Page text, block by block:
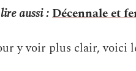
aussi :Décennale et
y voir plus clair, voici